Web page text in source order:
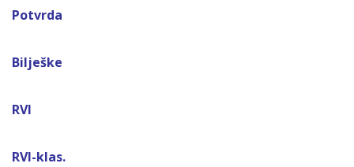
Potvrda
Bilješke
RVI
RVI-klas.